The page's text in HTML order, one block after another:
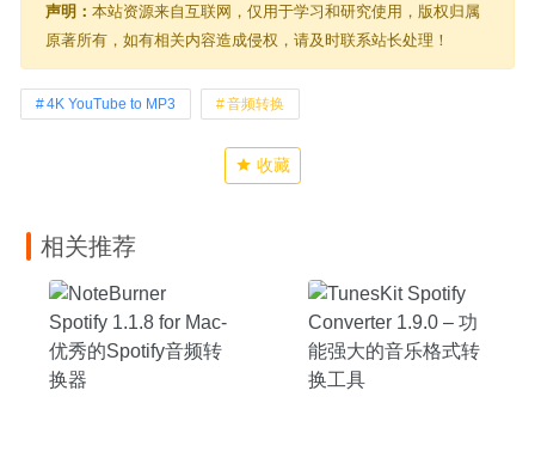
声明： 本站资源来自互联网，仅用于学习和研究使用，版权归属
原著所有，如有相关内容造成侵权，请及时联系站长处理！
4K YouTube to MP3 音频转换
收藏
相关推荐